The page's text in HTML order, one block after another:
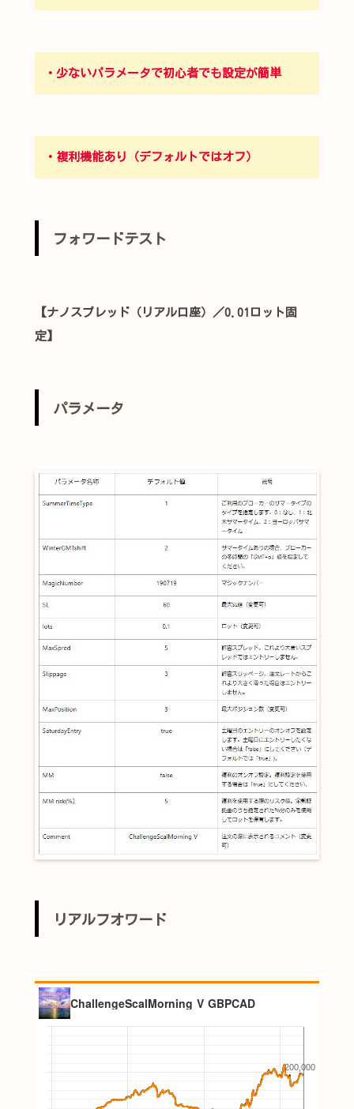
・少ないパラメータで初心者でも設定が簡単
・複利機能あり（デフォルトではオフ）
フォワードテスト
【ナノスプレッド（リアル口座）／0.01ロット固
定】
パラメータ
リアルフオワード